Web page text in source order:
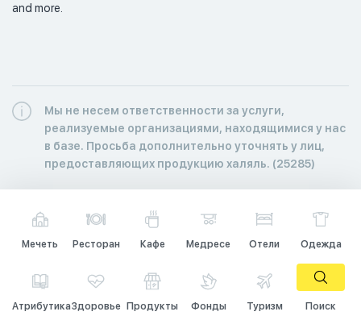
and more.
Мы не несем ответственности за услуги,
реализуемые организациями, находящимися у нас
в базе. Просьба дополнительно уточнять у лиц,
предоставляющих продукцию халяль. (25285)
Мечеть Ресторан Кафе Медресе Отели Одежда
АтрибутикаЗдоровье Продукты Фонды Туризм Поиск